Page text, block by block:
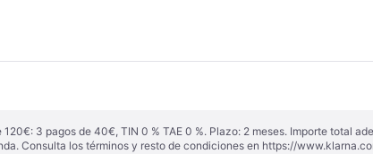
3 pagos de 40€, TIN 0 % TAE 0 %. Plazo: 2 meses. Importe total
Consulta los términos y resto de condiciones en https://